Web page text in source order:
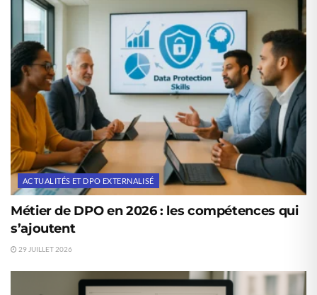
ACTUALITÉS ET DPO EXTERNALISÉ
Métier de DPO en 2026 : les compétences qui
s’ajoutent
29 JUILLET 2026